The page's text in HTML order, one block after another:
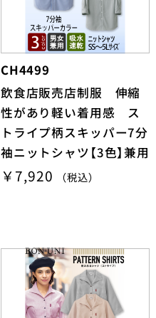
CH4499
飲食店販売店制服 伸縮
性があり軽い着用感 ス
トライプ柄スキッパー7分
袖ニットシャツ【3色】兼用
￥7,920 （税込）